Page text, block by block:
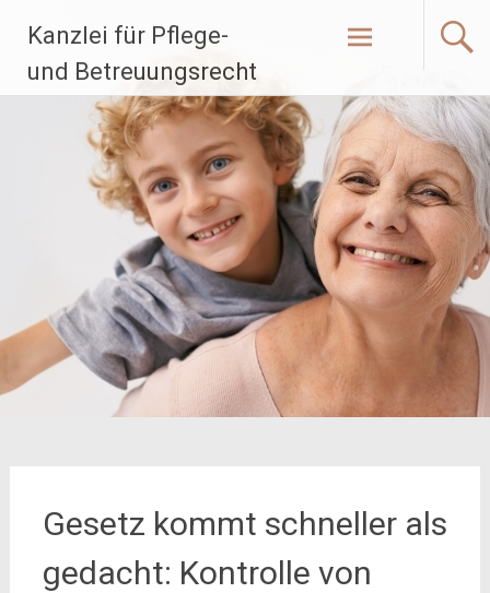
Inhalt
springen
Kanzlei für Pflege-
und Betreuungsrecht
Gesetz kommt schneller als
gedacht: Kontrolle von